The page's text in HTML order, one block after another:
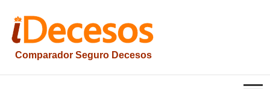
contenido
Comparador Seguro Decesos
iesquelas